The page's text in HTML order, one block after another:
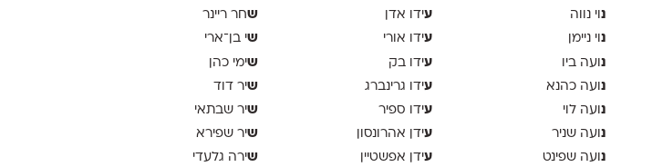
נ וי נווה
נ וי ניימן
נ ועה ביו
נ ועה כהנא
נ ועה לוי
נ ועה שניר
נ ועה שפינט
עידו אדן
עידו אורי
עידו בק
עידו גרינברג
עידו ספיר
עידן אהרונסון
עידן אפשטיין
שחר ריינר
שי בן־ארי
שימי כהן
שיר דוד
שיר שבתאי
שיר שפירא
שירה גלעדי